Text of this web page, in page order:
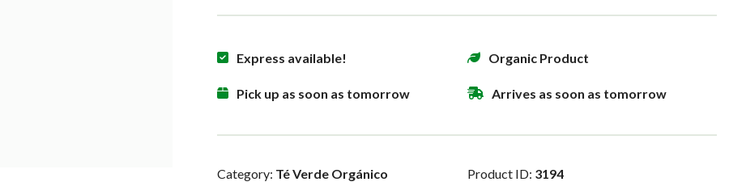
Express available! Organic Product
Pick up as soon as tomorrow Arrives as soon as tomorrow
Category: Té Verde Orgánico Product ID: 3194